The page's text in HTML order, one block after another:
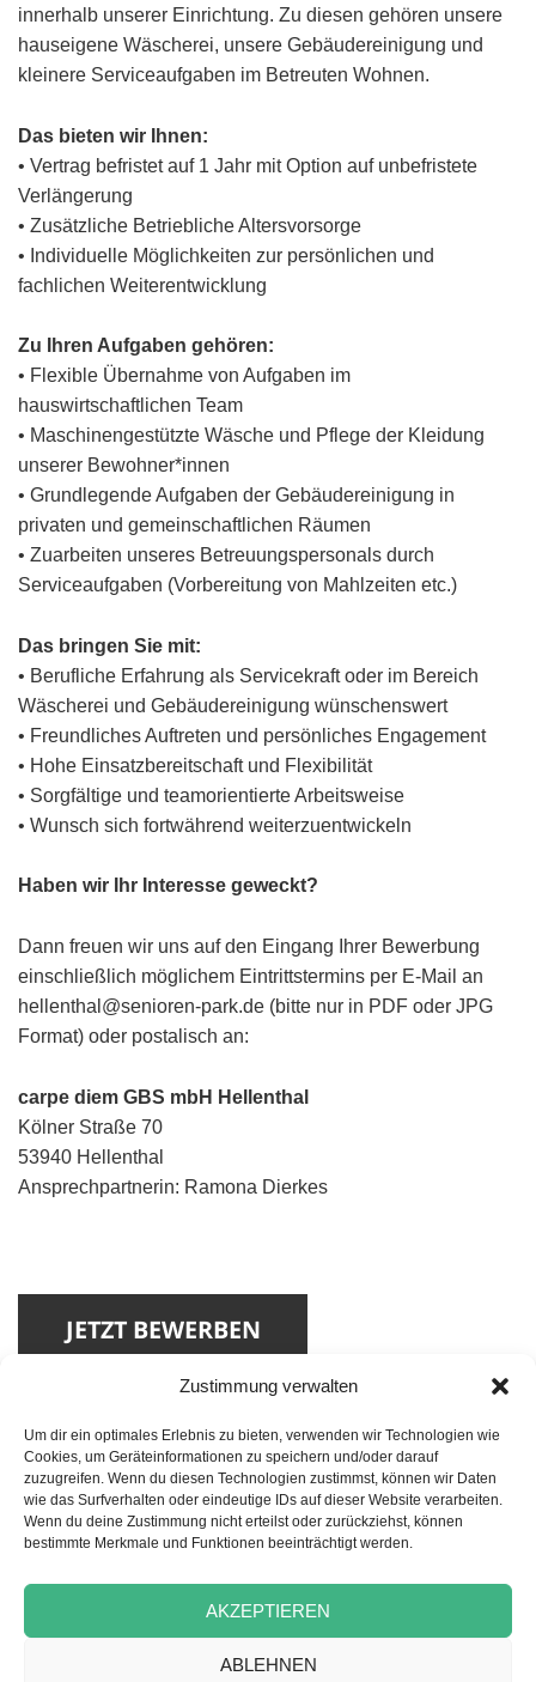
Zustimmung verwalten
Um dir ein optimales Erlebnis zu bieten, verwenden wir Technologien wie
Cookies, um Geräteinformationen zu speichern und/oder darauf
zuzugreifen. Wenn du diesen Technologien zustimmst, können wir Daten
wie das Surfverhalten oder eindeutige IDs auf dieser Website verarbeiten.
Wenn du deine Zustimmung nicht erteilst oder zurückziehst, können
bestimmte Merkmale und Funktionen beeinträchtigt werden.
AKZEPTIEREN
ABLEHNEN
innerhalb unserer Einrichtung. Zu diesen gehören unsere
hauseigene Wäscherei, unsere Gebäudereinigung und
kleinere Serviceaufgaben im Betreuten Wohnen.
Das bieten wir Ihnen:
• Vertrag befristet auf 1 Jahr mit Option auf unbefristete
Verlängerung
• Zusätzliche Betriebliche Altersvorsorge
• Individuelle Möglichkeiten zur persönlichen und
fachlichen Weiterentwicklung
Zu Ihren Aufgaben gehören:
• Flexible Übernahme von Aufgaben im
hauswirtschaftlichen Team
• Maschinengestützte Wäsche und Pflege der Kleidung
unserer Bewohner*innen
• Grundlegende Aufgaben der Gebäudereinigung in
privaten und gemeinschaftlichen Räumen
• Zuarbeiten unseres Betreuungspersonals durch
Serviceaufgaben (Vorbereitung von Mahlzeiten etc.)
Das bringen Sie mit:
• Berufliche Erfahrung als Servicekraft oder im Bereich
Wäscherei und Gebäudereinigung wünschenswert
• Freundliches Auftreten und persönliches Engagement
• Hohe Einsatzbereitschaft und Flexibilität
• Sorgfältige und teamorientierte Arbeitsweise
• Wunsch sich fortwährend weiterzuentwickeln
Haben wir Ihr Interesse geweckt?
Dann freuen wir uns auf den Eingang Ihrer Bewerbung
einschließlich möglichem Eintrittstermins per E-Mail an
hellenthal@senioren-park.de (bitte nur in PDF oder JPG
Format) oder postalisch an:
carpe diem GBS mbH Hellenthal
Kölner Straße 70
53940 Hellenthal
Ansprechpartnerin: Ramona Dierkes
Beitragsnavigation
VORHERIGER